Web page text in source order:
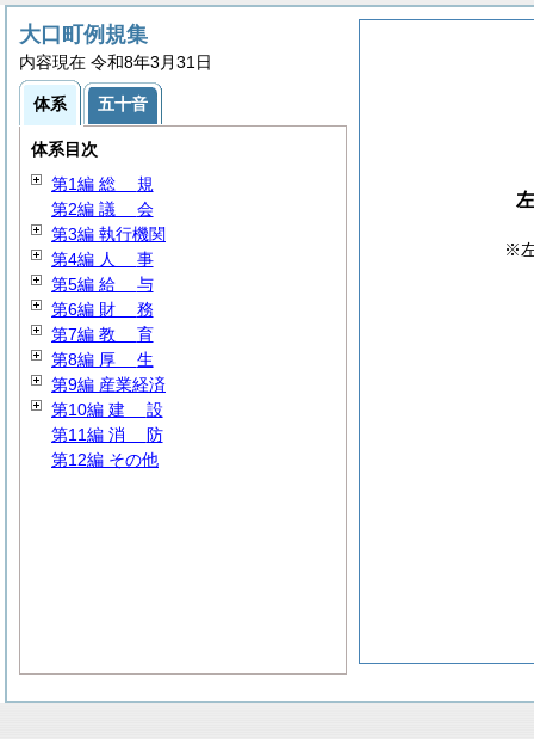
※
大口町例規集
内容現在 令和8年3月31日
体系 五十音
体系目次
第1編 総 規
第2編 議 会
第3編 執行機関
第4編 人 事
第5編 給 与
第6編 財 務
第7編 教 育
第8編 厚 生
第9編 産業経済
第10編 建 設
第11編 消 防
第12編 その他